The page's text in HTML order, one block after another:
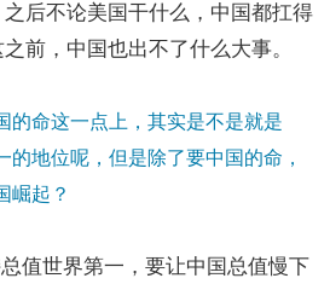
后不论美国干什么，中国都扛得
前，中国也出不了什么大事。
的命这一点上，其实是不是就是
的地位呢，但是除了要中国的命，
崛起？
值世界第一，要让中国总值慢下